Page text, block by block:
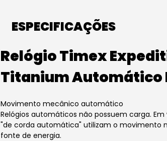
ESPECIFICAÇÕES
Relógio Timex
Titanium Automático
Movimento mecânico automático
Relógios automáticos não possuem carga.
"de corda automática" utilizam o movimento
fonte de energia.